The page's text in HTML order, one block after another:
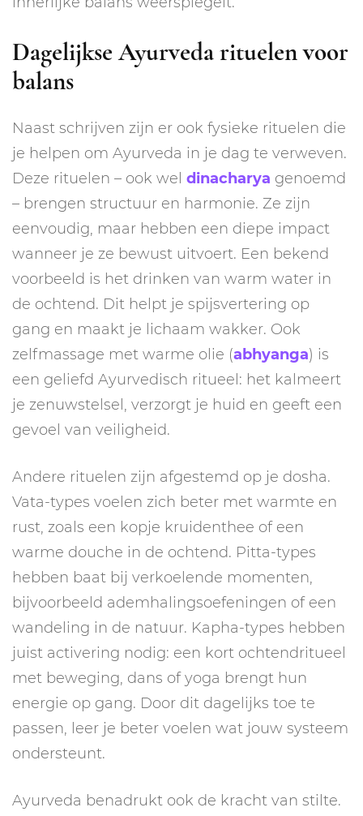
Dagelijkse Ayurveda rituelen voor
balans
Naast schrijven zijn er ook fysieke rituelen die
je helpen om Ayurveda in je dag te verweven.
Deze rituelen – ook wel dinacharya genoemd
– brengen structuur en harmonie. Ze zijn
eenvoudig, maar hebben een diepe impact
wanneer je ze bewust uitvoert. Een bekend
voorbeeld is het drinken van warm water in
de ochtend. Dit helpt je spijsvertering op
gang en maakt je lichaam wakker. Ook
zelfmassage met warme olie (abhyanga) is
een geliefd Ayurvedisch ritueel: het kalmeert
je zenuwstelsel, verzorgt je huid en geeft een
gevoel van veiligheid.
Andere rituelen zijn afgestemd op je dosha.
Vata-types voelen zich beter met warmte en
rust, zoals een kopje kruidenthee of een
warme douche in de ochtend. Pitta-types
hebben baat bij verkoelende momenten,
bijvoorbeeld ademhalingsoefeningen of een
wandeling in de natuur. Kapha-types hebben
juist activering nodig: een kort ochtendritueel
met beweging, dans of yoga brengt hun
energie op gang. Door dit dagelijks toe te
passen, leer je beter voelen wat jouw systeem
ondersteunt.
Ayurveda benadrukt ook de kracht van stilte.